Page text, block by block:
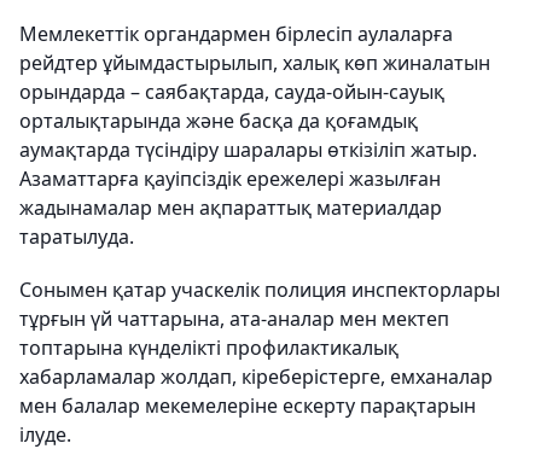
Мемлекеттік органдармен бірлесіп аулаларға
рейдтер ұйымдастырылып, халық көп жиналатын
орындарда – саябақтарда, сауда-ойын-сауық
орталықтарында және басқа да қоғамдық
аумақтарда түсіндіру шаралары өткізіліп жатыр.
Азаматтарға қауіпсіздік ережелері жазылған
жадынамалар мен ақпараттық материалдар
таратылуда.
Сонымен қатар учаскелік полиция инспекторлары
тұрғын үй чаттарына, ата-аналар мен мектеп
топтарына күнделікті профилактикалық
хабарламалар жолдап, кіреберістерге, емханалар
мен балалар мекемелеріне ескерту парақтарын
ілуде.